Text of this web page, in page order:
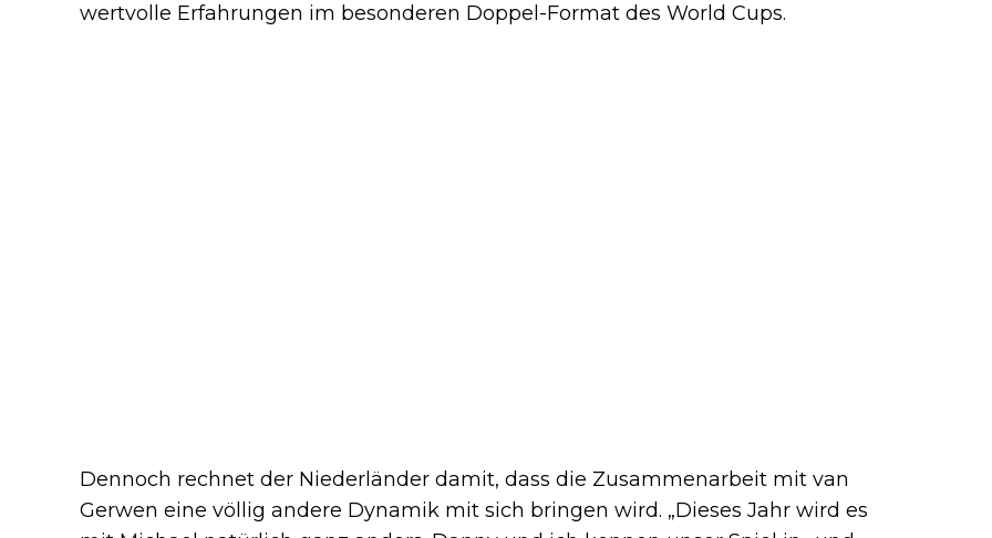
wertvolle Erfahrungen im besonderen Doppel-Format des World Cups.
Dennoch rechnet der Niederländer damit, dass die Zusammenarbeit mit van
Gerwen eine völlig andere Dynamik mit sich bringen wird. „Dieses Jahr wird es